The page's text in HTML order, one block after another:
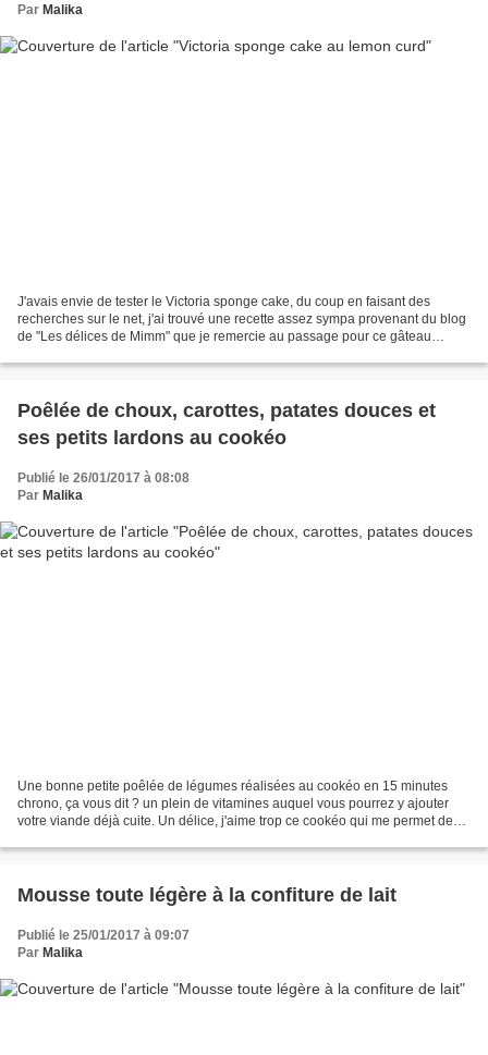
Par Malika
J'avais envie de tester le Victoria sponge cake, du coup en faisant des
recherches sur le net, j'ai trouvé une recette assez sympa provenant du blog
de "Les délices de Mimm" que je remercie au passage pour ce gâteau
Poêlée de choux, carottes, patates douces et
ses petits lardons au cookéo
Publié le 26/01/2017 à 08:08
Par Malika
Une bonne petite poêlée de légumes réalisées au cookéo en 15 minutes
chrono, ça vous dit ? un plein de vitamines auquel vous pourrez y ajouter
votre viande déjà cuite. Un délice, j'aime trop ce cookéo qui me permet de
Mousse toute légère à la confiture de lait
Publié le 25/01/2017 à 09:07
Par Malika